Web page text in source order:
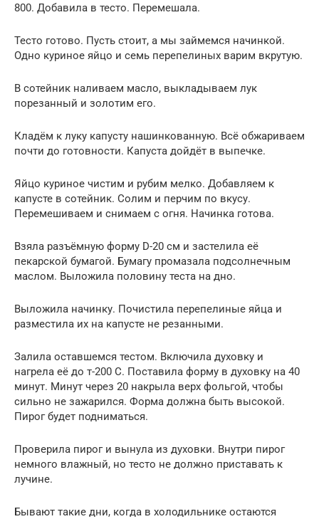
800. Добавила в тесто. Перемешала.
Тесто готово. Пусть стоит, а мы займемся начинкой.
Одно куриное яйцо и семь перепелиных варим вкрутую.
В сотейник наливаем масло, выкладываем лук
порезанный и золотим его.
Кладём к луку капусту нашинкованную. Всё обжариваем
почти до готовности. Капуста дойдёт в выпечке.
Яйцо куриное чистим и рубим мелко. Добавляем к
капусте в сотейник. Солим и перчим по вкусу.
Перемешиваем и снимаем с огня. Начинка готова.
Взяла разъёмную форму D-20 см и застелила её
пекарской бумагой. Бумагу промазала подсолнечным
маслом. Выложила половину теста на дно.
Выложила начинку. Почистила перепелиные яйца и
разместила их на капусте не резанными.
Залила оставшемся тестом. Включила духовку и
нагрела её до т-200 С. Поставила форму в духовку на 40
минут. Минут через 20 накрыла верх фольгой, чтобы
сильно не зажарился. Форма должна быть высокой.
Пирог будет подниматься.
Проверила пирог и вынула из духовки. Внутри пирог
немного влажный, но тесто не должно приставать к
лучине.
Бывают такие дни, когда в холодильнике остаются